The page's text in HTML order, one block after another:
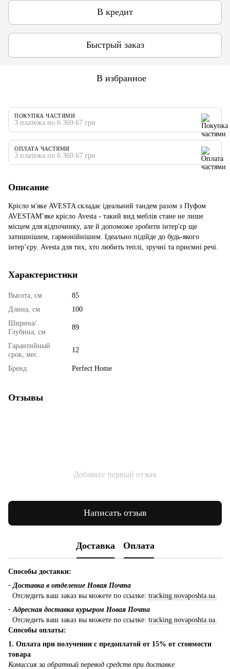
В кредит
Быстрый заказ
В избранное
ПОКУПКА ЧАСТЯМИ
3 платежа по 6 369.67 грн
ОПЛАТА ЧАСТЯМИ
3 платежа по 6 369.67 грн
Описание
Крісло м'яке AVESTA складає ідеальний тандем разом з Пуфом
AVESTAМ’яке крісло Avesta - такий вид меблів стане не лише
місцем для відпочинку, але й допоможе зробити інтер'єр ще
затишнішим, гармонійнішим. Ідеально підійде до будь-якого
інтер’єру. Avesta для тих, хто любить теплі, зручні та приємні речі.
Характеристики
Высота, см
85
Длина, см
100
Ширина/
Глубина, см
89
Гарантийный
срок, мес.
12
Бренд Perfect Home
Отзывы
Добавьте первый отзыв
Написать отзыв
Доставка Оплата
Способы доставки:
- Доставка в отделение Новая Почта
Отследить ваш заказ вы можете по ссылке: tracking.novaposhta.ua.
- Адресная доставка курьером Новая Почта
Отследить ваш заказ вы можете по ссылке: tracking.novaposhta.ua.
Способы оплаты:
1. Оплата при получении с предоплатой от 15% от стоимости
товара
Комиссия за обратный перевод средств при доставке